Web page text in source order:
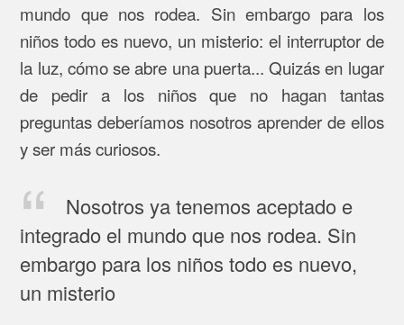
mundo que nos rodea. Sin embargo para los
niños todo es nuevo, un misterio: el interruptor de
la luz, cómo se abre una puerta... Quizás en lugar
de pedir a los niños que no hagan tantas
preguntas deberíamos nosotros aprender de ellos
y ser más curiosos.
Nosotros ya tenemos aceptado e
integrado el mundo que nos rodea. Sin
embargo para los niños todo es nuevo,
un misterio